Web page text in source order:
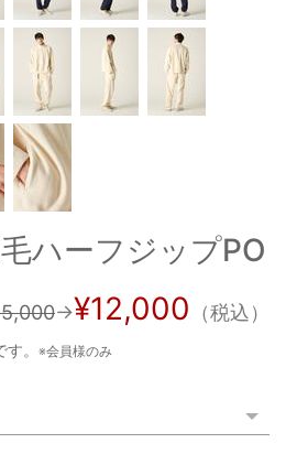
ハーフジップPO
→¥12,000 （税込）
す。 ※会員様のみ